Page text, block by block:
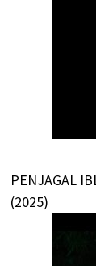
PENJAGAL
(2025)